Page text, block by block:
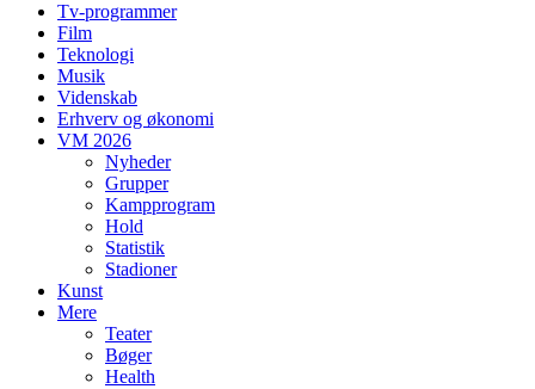
Tv-programmer
Film
Teknologi
Musik
Videnskab
Erhverv og økonomi
VM 2026
Nyheder
Grupper
Kampprogram
Hold
Statistik
Stadioner
Kunst
Mere
Teater
Bøger
Health